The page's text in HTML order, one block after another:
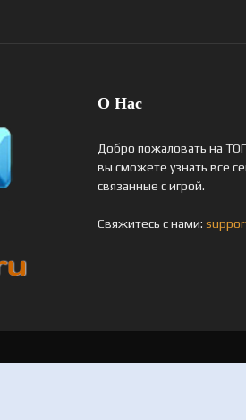
О Нас
Добро пожаловать на
вы сможете узнать все
связанные с игрой.
Свяжитесь с нами: